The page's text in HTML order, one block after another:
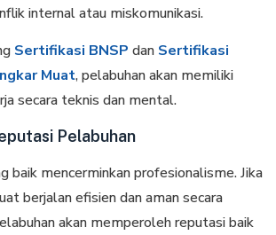
internal atau miskomunikasi.
Sertifikasi BNSP dan Sertifikasi
Muat, pelabuhan akan memiliki
secara teknis dan mental.
Pelabuhan
baik mencerminkan profesionalisme. Jika
berjalan efisien dan aman secara
akan memperoleh reputasi baik